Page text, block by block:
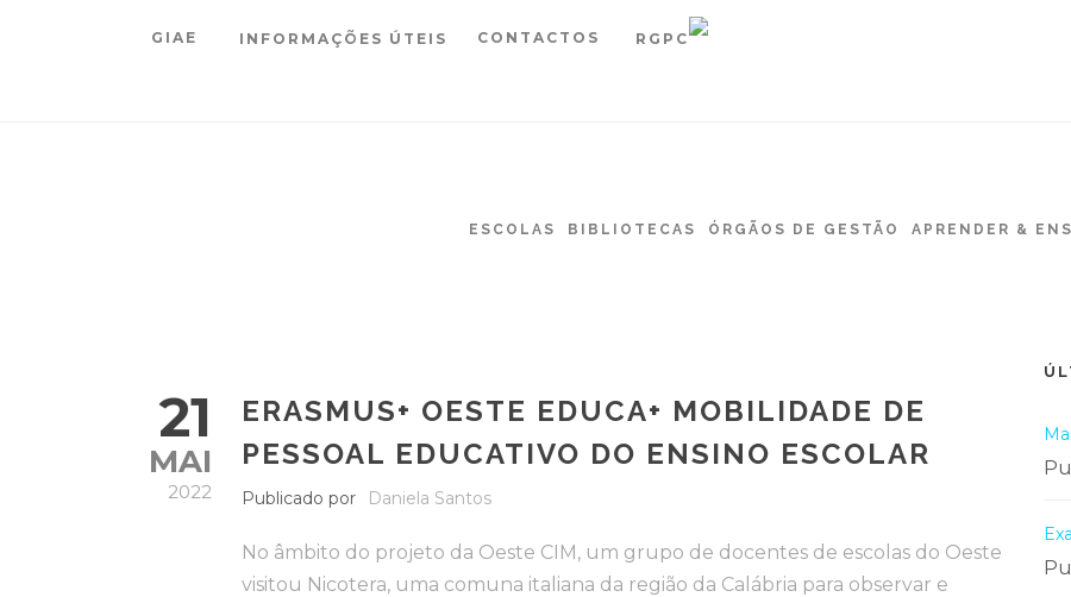
GIAE INFORMAÇÕES ÚTEIS CONTACTOS RGPC
ESCOLAS BIBLIOTECAS ÓRGÃOS DE GESTÃO APRENDER &
21
MAI
2022
ERASMUS+ OESTE EDUCA+ MOBILIDADE DE
PESSOAL EDUCATIVO DO ENSINO ESCOLAR
Publicado por Daniela Santos
No âmbito do projeto da Oeste CIM, um grupo de docentes de escolas do Oeste
visitou Nicotera, uma comuna italiana da região da Calábria para observar e